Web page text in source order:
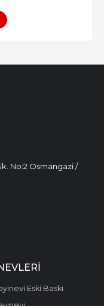
No:2 Osmangazi /
Eski Baskı